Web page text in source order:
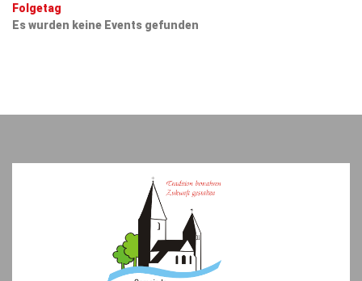
Folgetag
Es wurden keine Events gefunden